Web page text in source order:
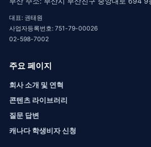
대표: 권태원
사업자등록번호: 751-79-00026
02-598-7002
주요 페이지
회사 소개 및 연혁
콘텐츠 라이브러리
질문 답변
캐나다 학생비자 신청